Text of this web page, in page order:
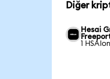
Diğer
Hesai
1